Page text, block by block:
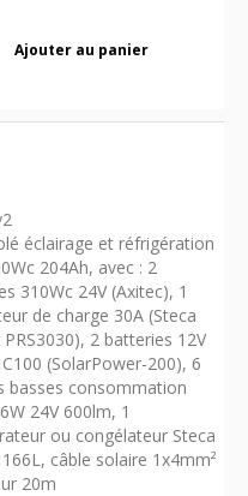
Ajouter au panier
éclairage et réfrigération
204Ah, avec : 2
310Wc 24V (Axitec), 1
de charge 30A (Steca
PRS3030), 2 batteries 12V
(SolarPower-200), 6
basses consommation
24V 600lm, 1
ou congélateur Steca
câble solaire 1x4mm²
20m